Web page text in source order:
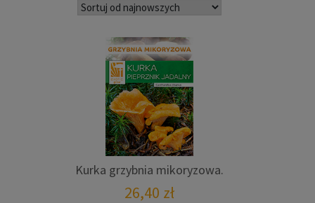
Kurka grzybnia mikoryzowa.
26,40 zł